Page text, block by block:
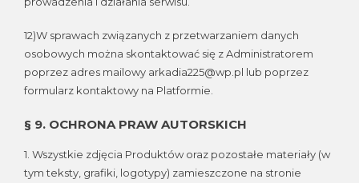
12)W sprawach związanych z przetwarzaniem danych
osobowych można skontaktować się z Administratorem
poprzez adres mailowy arkadia225@wp.pl lub poprzez
formularz kontaktowy na Platformie.
§ 9. OCHRONA PRAW AUTORSKICH
1. Wszystkie zdjęcia Produktów oraz pozostałe materiały (w
tym teksty, grafiki, logotypy) zamieszczone na stronie